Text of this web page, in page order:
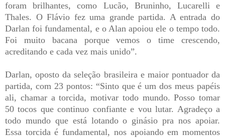
foram brilhantes, como Lucão, Bruninho, Lucarelli e
Thales. O Flávio fez uma grande partida. A entrada do
Darlan foi fundamental, e o Alan apoiou ele o tempo todo.
Foi muito bacana porque vemos o time crescendo,
acreditando e cada vez mais unido”.
Darlan, oposto da seleção brasileira e maior pontuador da
partida, com 23 pontos: “Sinto que é um dos meus papéis
ali, chamar a torcida, motivar todo mundo. Posso tomar
50 tocos que continuo confiante e vou lutar. Agradeço a
todo mundo que está lotando o ginásio pra nos apoiar.
Essa torcida é fundamental, nos apoiando em momentos